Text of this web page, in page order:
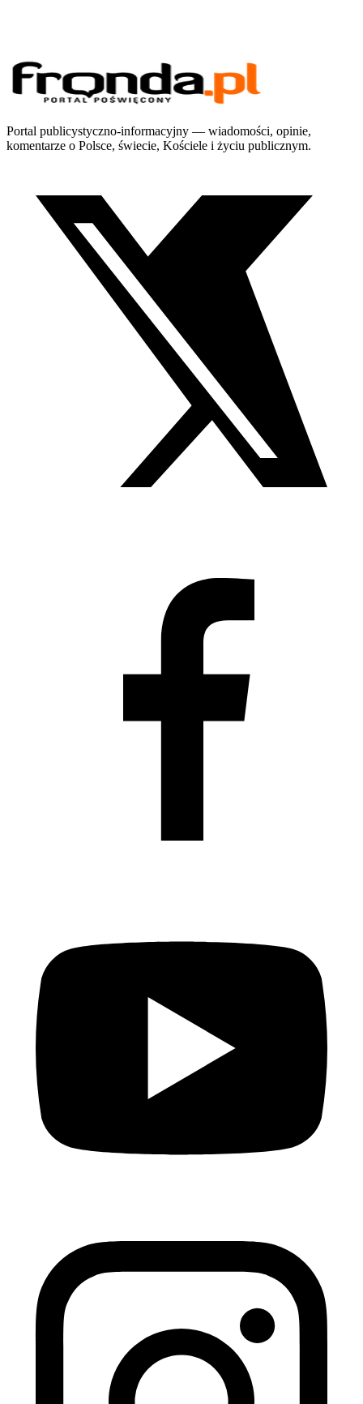
Portal publicystyczno-informacyjny — wiadomości, opinie,
komentarze o Polsce, świecie, Kościele i życiu publicznym.